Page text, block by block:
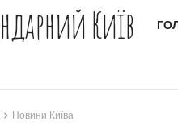
Київ
Новини Київа